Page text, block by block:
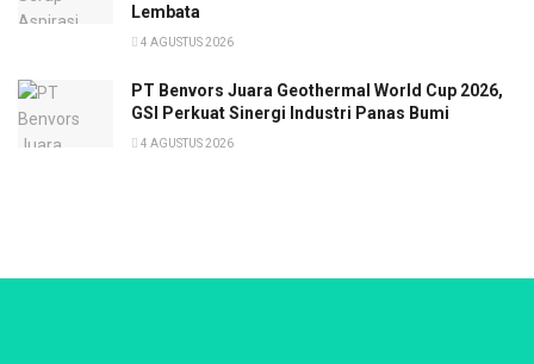
Lembata
4 AGUSTUS 2026
PT Benvors Juara Geothermal World Cup 2026,
GSI Perkuat Sinergi Industri Panas Bumi
4 AGUSTUS 2026